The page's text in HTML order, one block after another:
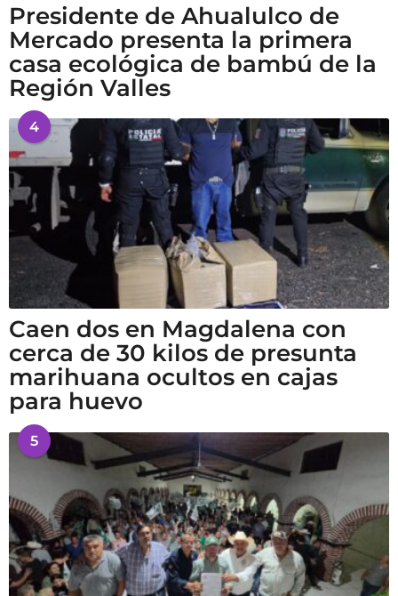
Presidente de Ahualulco de
Mercado presenta la primera
casa ecológica de bambú de la
Región Valles
4
Caen dos en Magdalena con
cerca de 30 kilos de presunta
marihuana ocultos en cajas
para huevo
5